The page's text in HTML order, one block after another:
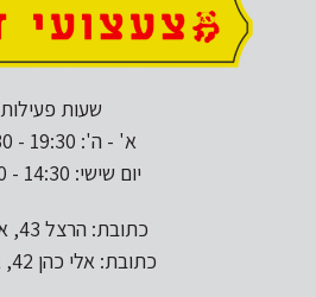
שעות פעילות
א' - ה': 19:30 - 08:30
יום שישי: 14:30 - 08:30
כתובת: הרצל 43, אשקלון
כתובת: אלי כהן 42, אשקלון